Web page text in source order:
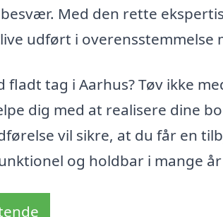
Med den rette
udført i overensstemmelse
tag i Aarhus? Tøv ikke
dig med at realisere dine
vil sikre, at du får en
og holdbar i mange